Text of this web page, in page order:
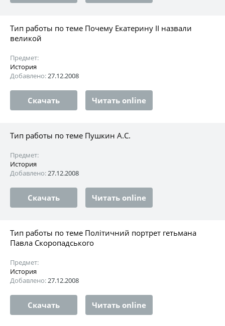
Тип работы по теме Почему Екатерину II назвали
великой
Предмет:
История
Добавлено:27.12.2008
Скачать Читать online
Тип работы по теме Пушкин А.С.
Предмет:
История
Добавлено:27.12.2008
Скачать Читать online
Тип работы по теме Політичний портрет гетьмана
Павла Скоропадського
Предмет:
История
Добавлено:27.12.2008
Скачать Читать online